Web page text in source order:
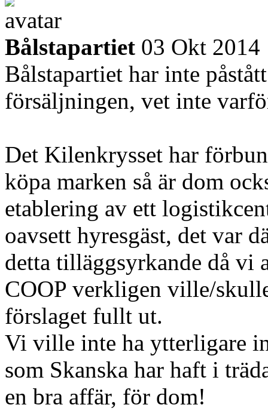
Bålstapartiet 03 Okt 2014
Bålstapartiet har inte
försäljningen, vet inte
Det Kilenkrysset har
köpa marken så är dom
etablering av ett
oavsett hyresgäst, det var
detta tilläggsyrkande då vi
COOP verkligen ville/
förslaget fullt ut.
Vi ville inte ha ytterligare
som Skanska har haft i
en bra affär, för dom!